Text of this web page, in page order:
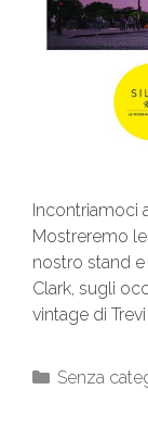
Incontriamoci
Mostreremo
nostro stand
Clark, sugli
vintage di Trevi
Senza